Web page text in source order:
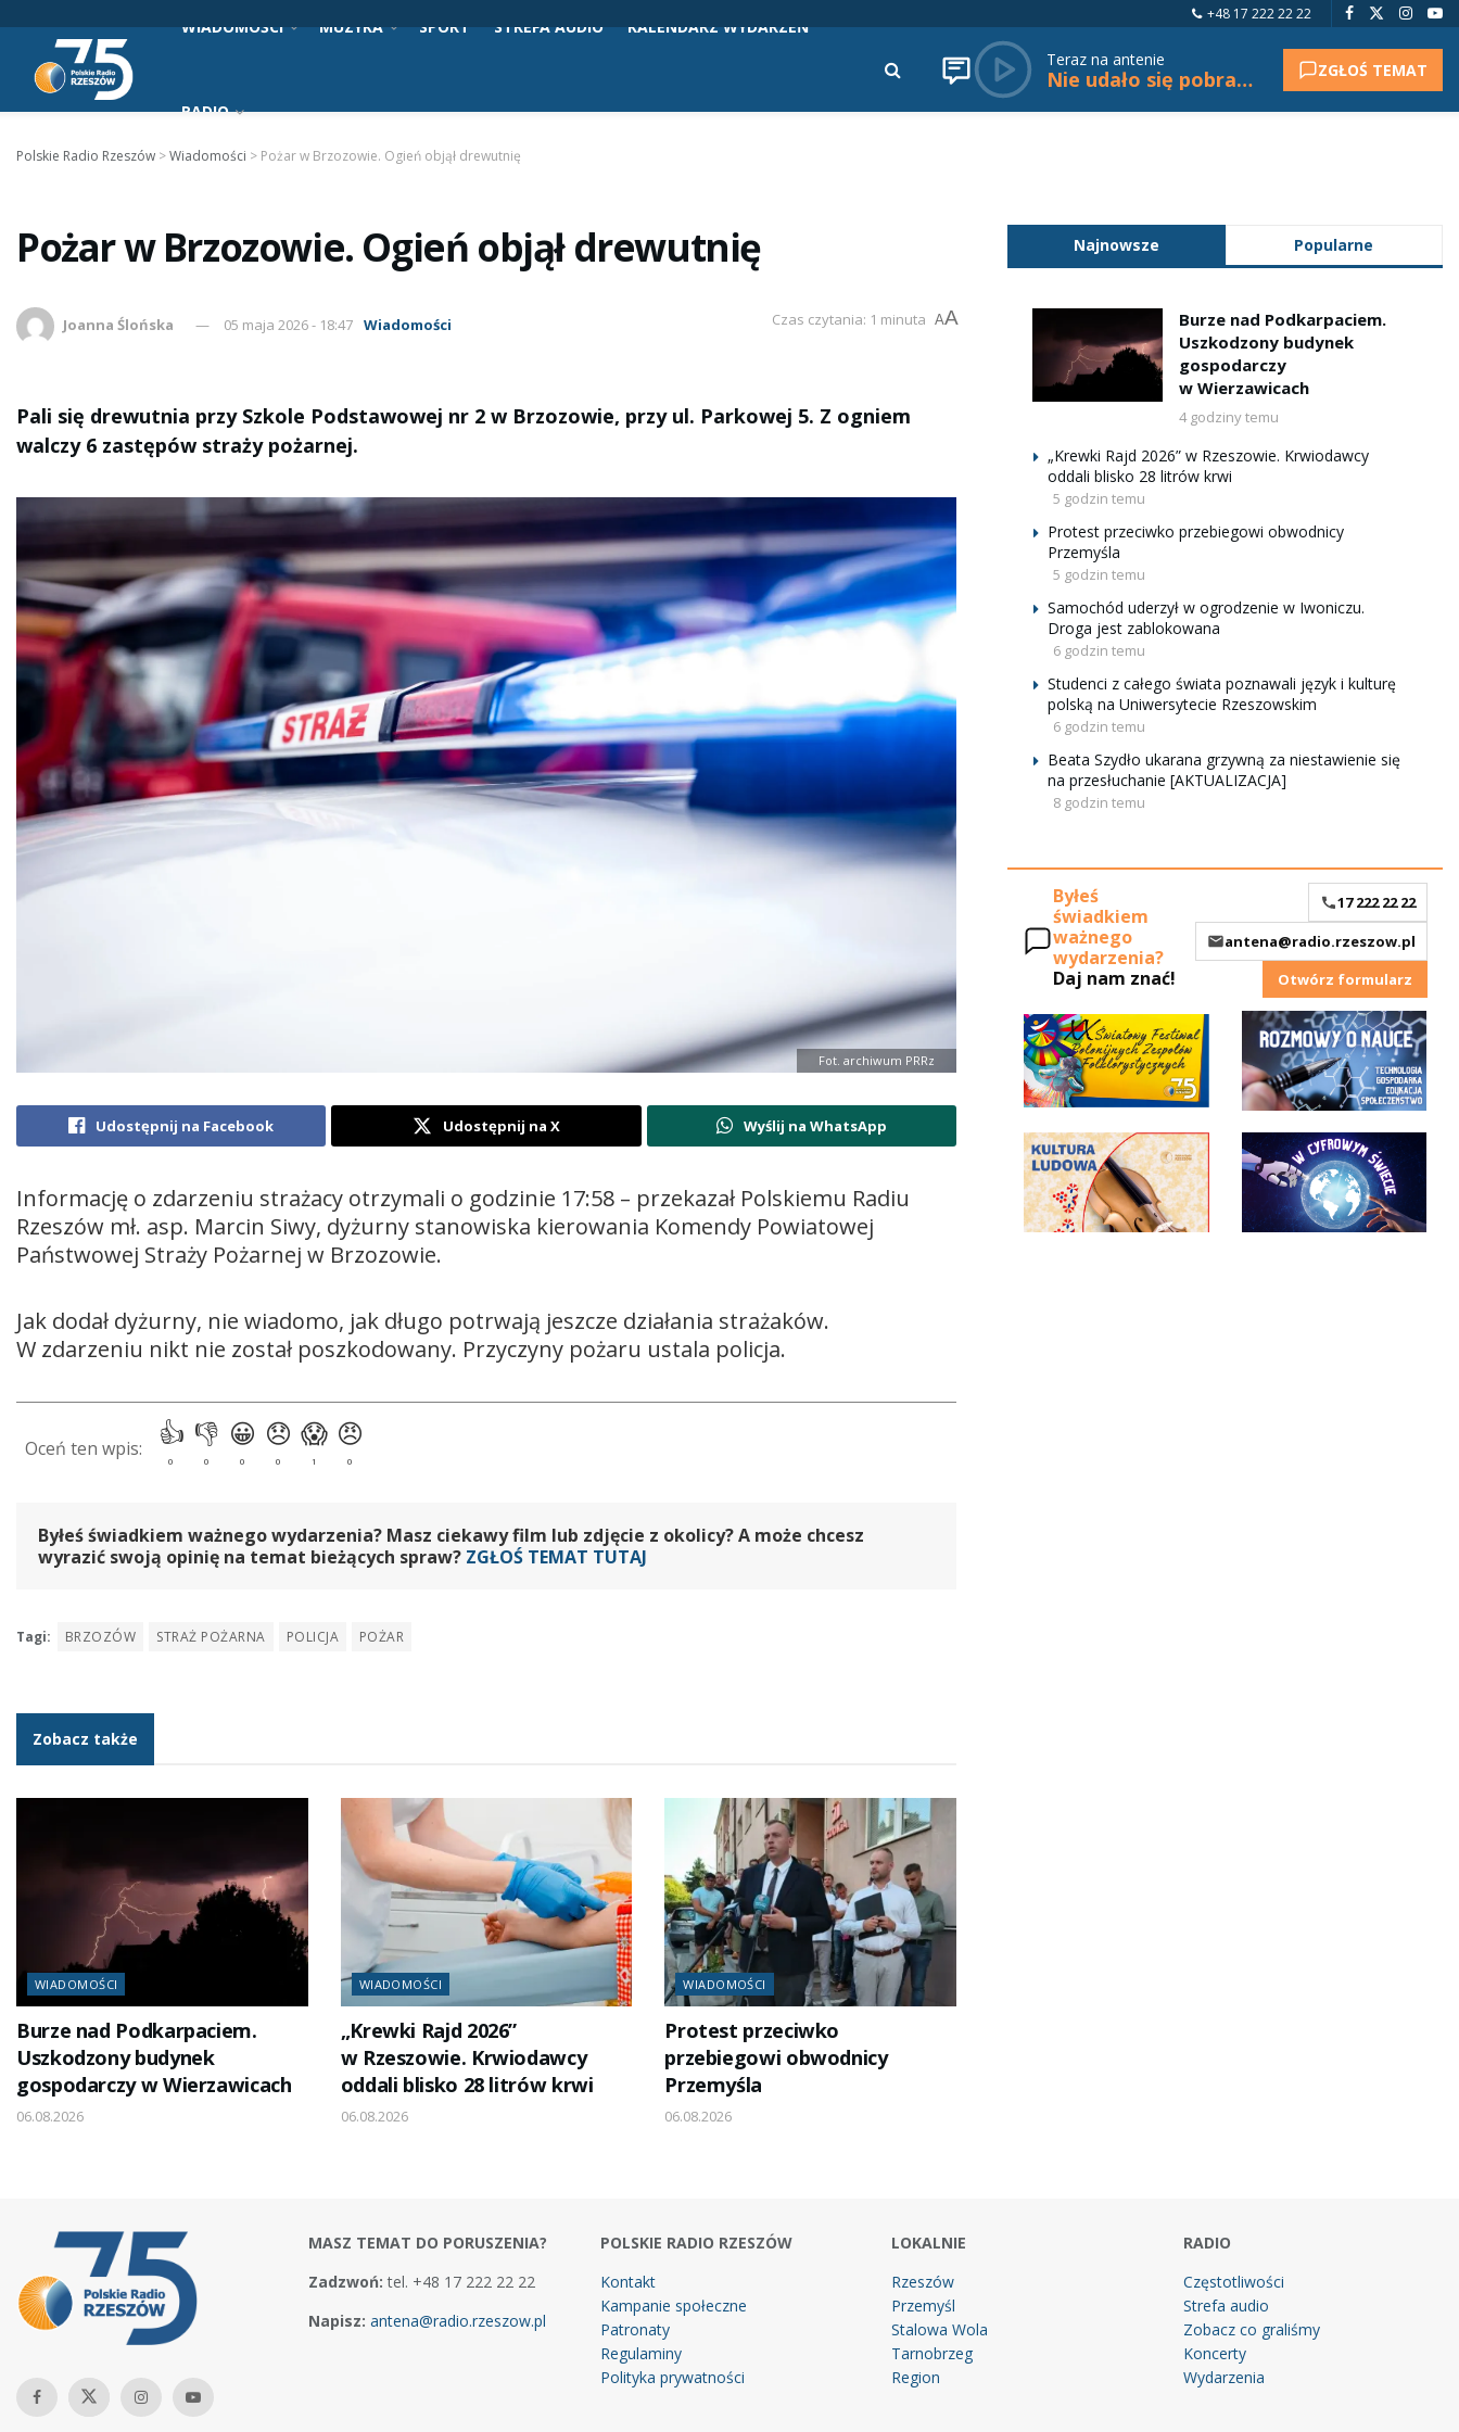
+48 17 222 22 22
WIADOMOŚCI MUZYKA SPORT STREFA AUDIO KALENDARZ WYDARZEŃ
RADIO
Teraz na antenie
Nie udało się pobrać tytułu. ZGŁOŚ TEMAT
Polskie Radio Rzeszów >Wiadomości > Pożar w Brzozowie. Ogień objął drewutnię
Pożar w Brzozowie. Ogień objął drewutnię
Joanna Ślońska 05 maja 2026 - 18:47 Wiadomości Czas czytania: 1 minuta AA
Pali się drewutnia przy Szkole Podstawowej nr 2 w Brzozowie, przy ul. Parkowej 5. Z ogniem
walczy 6 zastępów straży pożarnej.
Fot. archiwum PRRz
Udostępnij na Facebook Udostępnij na X Wyślij na WhatsApp
Informację o zdarzeniu strażacy otrzymali o godzinie 17:58 – przekazał Polskiemu Radiu
Rzeszów mł. asp. Marcin Siwy, dyżurny stanowiska kierowania Komendy Powiatowej
Państwowej Straży Pożarnej w Brzozowie.
Jak dodał dyżurny, nie wiadomo, jak długo potrwają jeszcze działania strażaków.
W zdarzeniu nikt nie został poszkodowany. Przyczyny pożaru ustala policja.
Byłeś świadkiem ważnego wydarzenia? Masz ciekawy film lub zdjęcie z okolicy? A może chcesz
wyrazić swoją opinię na temat bieżących spraw? ZGŁOŚ TEMAT TUTAJ
Tagi: BRZOZÓW STRAŻ POŻARNA POLICJA POŻAR
Zobacz także
WIADOMOŚCI
Burze nad Podkarpaciem.
Uszkodzony budynek
gospodarczy w Wierzawicach
06.08.2026
WIADOMOŚCI
„Krewki Rajd 2026”
w Rzeszowie. Krwiodawcy
oddali blisko 28 litrów krwi
06.08.2026
WIADOMOŚCI
Protest przeciwko
przebiegowi obwodnicy
Przemyśla
06.08.2026
Najnowsze Popularne
Burze nad Podkarpaciem.
Uszkodzony budynek
gospodarczy
w Wierzawicach
4 godziny temu
„Krewki Rajd 2026” w Rzeszowie. Krwiodawcy
oddali blisko 28 litrów krwi
5 godzin temu
Protest przeciwko przebiegowi obwodnicy
Przemyśla
5 godzin temu
Samochód uderzył w ogrodzenie w Iwoniczu.
Droga jest zablokowana
6 godzin temu
Studenci z całego świata poznawali język i kulturę
polską na Uniwersytecie Rzeszowskim
6 godzin temu
Beata Szydło ukarana grzywną za niestawienie się
na przesłuchanie [AKTUALIZACJA]
8 godzin temu
Byłeś
świadkiem
ważnego
wydarzenia?
Daj nam znać!
17 222 22 22
antena@radio.rzeszow.pl
Otwórz formularz
MASZ TEMAT DO PORUSZENIA?
Zadzwoń: tel. +48 17 222 22 22
Napisz: antena@radio.rzeszow.pl
POLSKIE RADIO RZESZÓW
Kontakt
Kampanie społeczne
Patronaty
Regulaminy
Polityka prywatności
LOKALNIE
Rzeszów
Przemyśl
Stalowa Wola
Tarnobrzeg
Region
RADIO
Częstotliwości
Strefa audio
Zobacz co graliśmy
Koncerty
Wydarzenia